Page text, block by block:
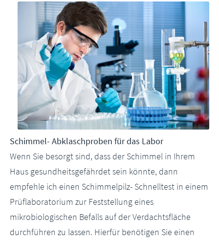
Schimmel- Abklaschproben für das Labor
Wenn Sie besorgt sind, dass der Schimmel in Ihrem
Haus gesundheitsgefährdet sein könnte, dann
empfehle ich einen Schimmelpilz- Schnelltest in einem
Prüflaboratorium zur Feststellung eines
mikrobiologischen Befalls auf der Verdachtsfläche
durchführen zu lassen. Hierfür benötigen Sie einen